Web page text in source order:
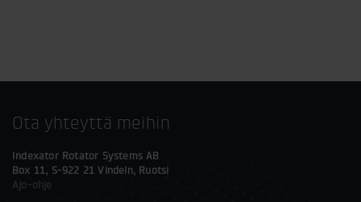
Ota yhteyttä meihin
Indexator Rotator Systems AB
Box 11, S-922 21 Vindeln, Ruotsi
Ajo-ohje